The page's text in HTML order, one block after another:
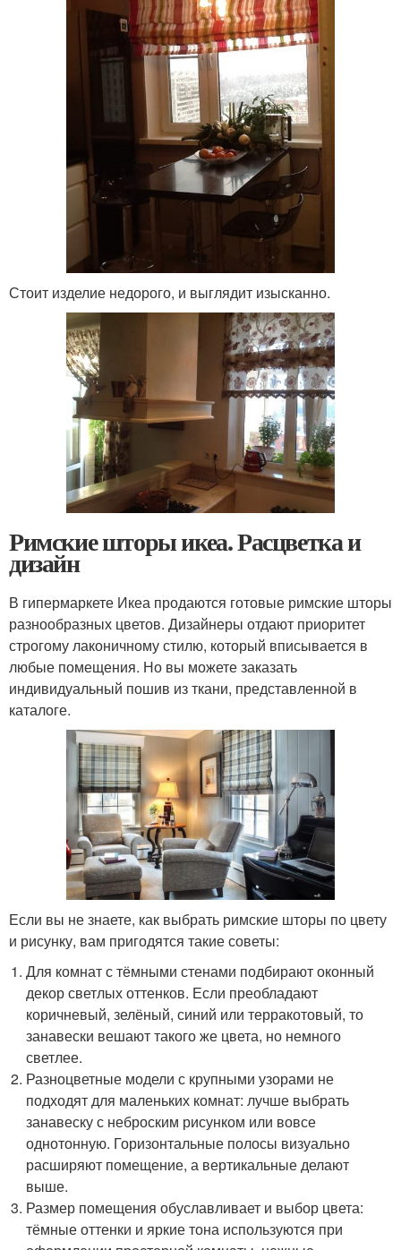
Стоит изделие недорого, и выглядит изысканно.
Римские шторы икеа. Расцветка и
дизайн
В гипермаркете Икеа продаются готовые римские шторы
разнообразных цветов. Дизайнеры отдают приоритет
строгому лаконичному стилю, который вписывается в
любые помещения. Но вы можете заказать
индивидуальный пошив из ткани, представленной в
каталоге.
Если вы не знаете, как выбрать римские шторы по цвету
и рисунку, вам пригодятся такие советы:
Для комнат с тёмными стенами подбирают оконный
декор светлых оттенков. Если преобладают
коричневый, зелёный, синий или терракотовый, то
занавески вешают такого же цвета, но немного
светлее.
Разноцветные модели с крупными узорами не
подходят для маленьких комнат: лучше выбрать
занавеску с неброским рисунком или вовсе
однотонную. Горизонтальные полосы визуально
расширяют помещение, а вертикальные делают
выше.
Размер помещения обуславливает и выбор цвета:
тёмные оттенки и яркие тона используются при